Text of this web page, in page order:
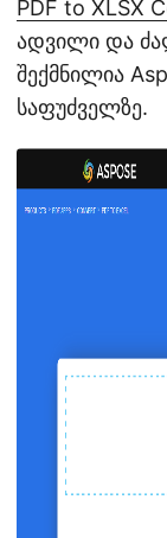
PDF to XLSX
ადვილი და
შექმნილია
საფუძველზე.